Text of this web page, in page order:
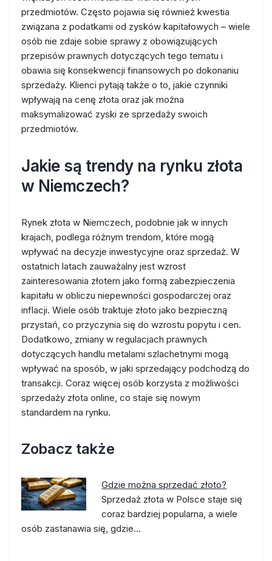
przedmiotów. Często pojawia się również kwestia
związana z podatkami od zysków kapitałowych – wiele
osób nie zdaje sobie sprawy z obowiązujących
przepisów prawnych dotyczących tego tematu i
obawia się konsekwencji finansowych po dokonaniu
sprzedaży. Klienci pytają także o to, jakie czynniki
wpływają na cenę złota oraz jak można
maksymalizować zyski ze sprzedaży swoich
przedmiotów.
Jakie są trendy na rynku złota
w Niemczech?
Rynek złota w Niemczech, podobnie jak w innych
krajach, podlega różnym trendom, które mogą
wpływać na decyzje inwestycyjne oraz sprzedaż. W
ostatnich latach zauważalny jest wzrost
zainteresowania złotem jako formą zabezpieczenia
kapitału w obliczu niepewności gospodarczej oraz
inflacji. Wiele osób traktuje złoto jako bezpieczną
przystań, co przyczynia się do wzrostu popytu i cen.
Dodatkowo, zmiany w regulacjach prawnych
dotyczących handlu metalami szlachetnymi mogą
wpływać na sposób, w jaki sprzedający podchodzą do
transakcji. Coraz więcej osób korzysta z możliwości
sprzedaży złota online, co staje się nowym
standardem na rynku.
Zobacz także
Gdzie można sprzedać złoto?
Sprzedaż złota w Polsce staje się
coraz bardziej popularna, a wiele
osób zastanawia się, gdzie…